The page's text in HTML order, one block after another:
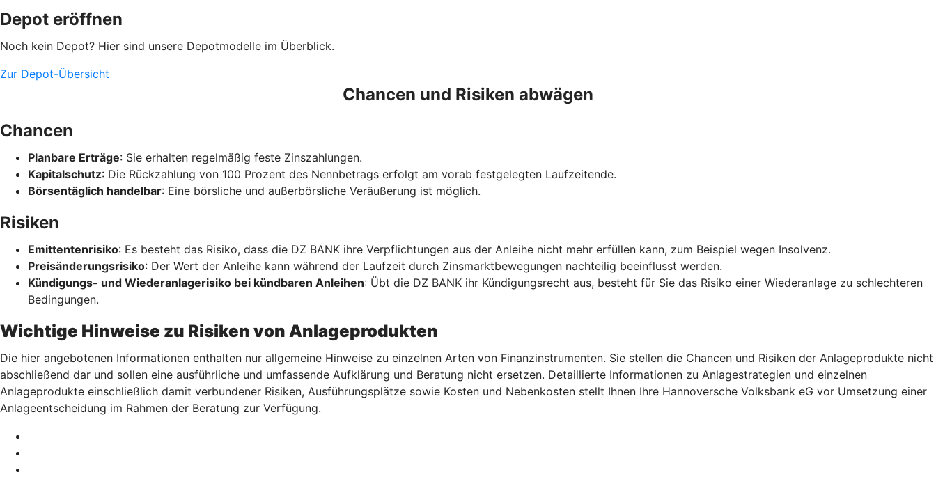
Depot eröffnen
Noch kein Depot? Hier sind unsere Depotmodelle im Überblick.
Zur Depot-Übersicht
Chancen und Risiken abwägen
Chancen
Planbare Erträge: Sie erhalten regelmäßig feste Zinszahlungen.
Kapitalschutz: Die Rückzahlung von 100 Prozent des Nennbetrags erfolgt am vorab festgelegten Laufzeitende.
Börsentäglich handelbar: Eine börsliche und außerbörsliche Veräußerung ist möglich.
Risiken
Emittentenrisiko: Es besteht das Risiko, dass die DZ BANK ihre Verpflichtungen aus der Anleihe nicht mehr erfüllen kann, zum Beispiel wegen Insolvenz.
Preisänderungsrisiko: Der Wert der Anleihe kann während der Laufzeit durch Zinsmarktbewegungen nachteilig beeinflusst werden.
Kündigungs- und Wiederanlagerisiko bei kündbaren Anleihen: Übt die DZ BANK ihr Kündigungsrecht aus, besteht für Sie das Risiko einer Wiederanlage zu schlechteren
Bedingungen.
Wichtige Hinweise zu Risiken von Anlageprodukten
Die hier angebotenen Informationen enthalten nur allgemeine Hinweise zu einzelnen Arten von Finanzinstrumenten. Sie stellen die Chancen und Risiken der Anlageprodukte nicht
abschließend dar und sollen eine ausführliche und umfassende Aufklärung und Beratung nicht ersetzen. Detaillierte Informationen zu Anlagestrategien und einzelnen
Anlageprodukte einschließlich damit verbundener Risiken, Ausführungsplätze sowie Kosten und Nebenkosten stellt Ihnen Ihre Hannoversche Volksbank eG vor Umsetzung einer
Anlageentscheidung im Rahmen der Beratung zur Verfügung.